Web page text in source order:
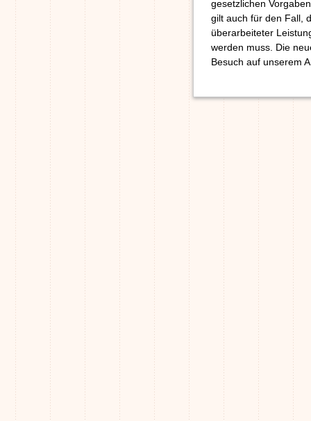
gesetzlichen
gilt auch für den Fall,
überarbeiteter
werden muss. Die
Besuch auf unserem